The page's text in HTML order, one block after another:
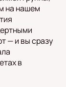
на нашем
— и вы сразу
в